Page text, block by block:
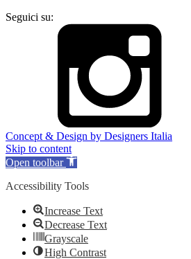
Seguici su:
Concept & Design by Designers Italia
Skip to content
Open toolbar
Accessibility Tools
Increase Text
Decrease Text
Grayscale
High Contrast